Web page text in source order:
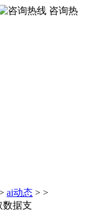
咨询热
ai动态 > >
数据支